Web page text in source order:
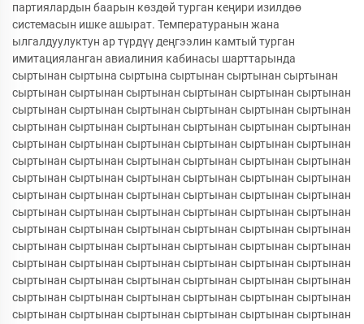
партиялардын баарын көздөй турган кеңири изилдөө
системасын ишке ашырат. Температуранын жана
ылгалдуулуктун ар түрдүү деңгээлин камтый турган
имитацияланган авиалиния кабинасы шарттарында
сыртынан сыртына сыртына сыртынан сыртынан сыртынан
сыртынан сыртынан сыртынан сыртынан сыртынан сыртынан
сыртынан сыртынан сыртынан сыртынан сыртынан сыртынан
сыртынан сыртынан сыртынан сыртынан сыртынан сыртынан
сыртынан сыртынан сыртынан сыртынан сыртынан сыртынан
сыртынан сыртынан сыртынан сыртынан сыртынан сыртынан
сыртынан сыртынан сыртынан сыртынан сыртынан сыртынан
сыртынан сыртынан сыртынан сыртынан сыртынан сыртынан
сыртынан сыртынан сыртынан сыртынан сыртынан сыртынан
сыртынан сыртынан сыртынан сыртынан сыртынан сыртынан
сыртынан сыртынан сыртынан сыртынан сыртынан сыртынан
сыртынан сыртынан сыртынан сыртынан сыртынан сыртынан
сыртынан сыртынан сыртынан сыртынан сыртынан сыртынан
сыртынан сыртынан сыртынан сыртынан сыртынан сыртынан
сыртынан сыртынан сыртынан сыртынан сыртынан сыртынан